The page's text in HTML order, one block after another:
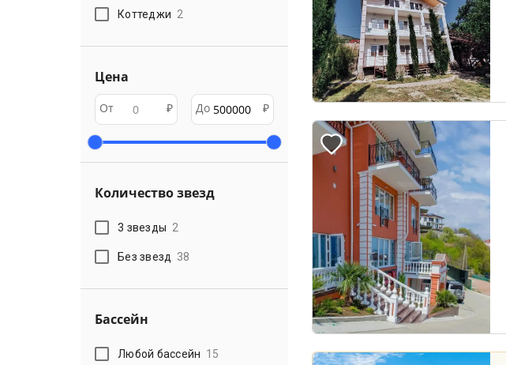
Коттеджи 2
Цена
От ₽ До ₽
Количество звезд
3 звезды 2
Без звезд 38
Бассейн
Любой бассейн 15